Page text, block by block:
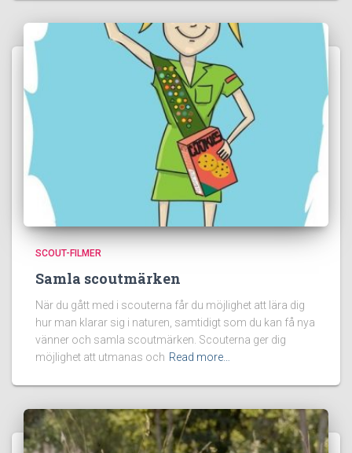
SCOUT-FILMER
Samla scoutmärken
När du gått med i scouterna får du möjlighet att lära dig
hur man klarar sig i naturen, samtidigt som du kan få nya
vänner och samla scoutmärken. Scouterna ger dig
möjlighet att utmanas och Read more…